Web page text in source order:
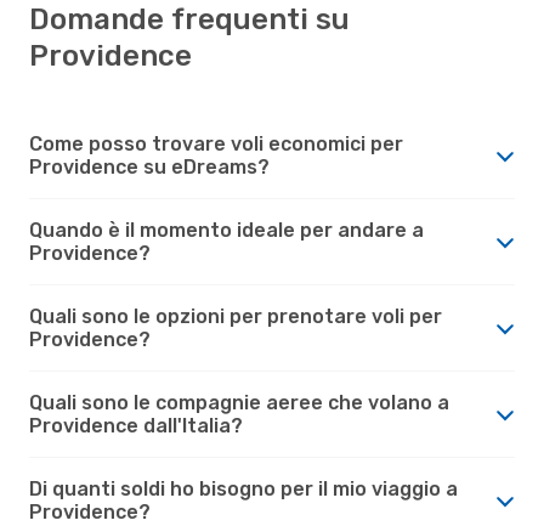
Domande frequenti su
Providence
Come posso trovare voli economici per
Providence su eDreams?
Quando è il momento ideale per andare a
Providence?
Quali sono le opzioni per prenotare voli per
Providence?
Quali sono le compagnie aeree che volano a
Providence dall'Italia?
Di quanti soldi ho bisogno per il mio viaggio a
Providence?